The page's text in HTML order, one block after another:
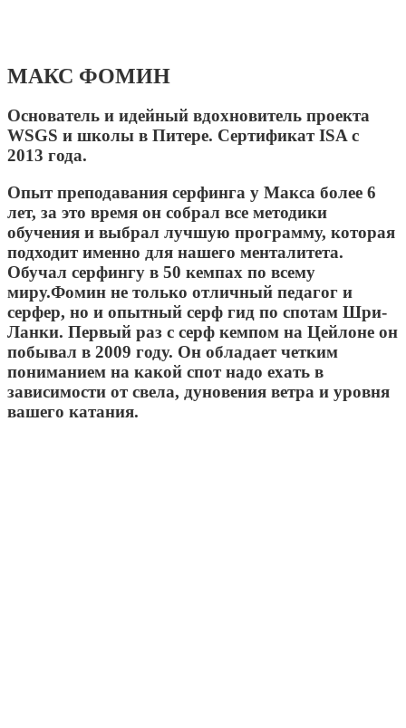
МАКС ФОМИН
Основатель и идейный вдохновитель проекта
WSGS и школы в Питере. Cертификат ISA с
2013 года.
Опыт преподавания серфинга у Макса более 6
лет, за это время он собрал все методики
обучения и выбрал лучшую программу, которая
подходит именно для нашего менталитета.
Обучал серфингу в 50 кемпах по всему
миру.Фомин не только отличный педагог и
серфер, но и опытный серф гид по спотам Шри-
Ланки. Первый раз с серф кемпом на Цейлоне он
побывал в 2009 году. Он обладает четким
пониманием на какой спот надо ехать в
зависимости от свела, дуновения ветра и уровня
вашего катания.